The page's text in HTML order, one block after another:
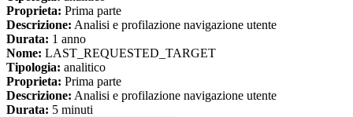
Proprieta: Prima parte
Descrizione: Analisi e profilazione navigazione utente
Durata: 1 anno
Nome: LAST_REQUESTED_TARGET
Tipologia: analitico
Proprieta: Prima parte
Descrizione: Analisi e profilazione navigazione utente
Durata: 5 minuti